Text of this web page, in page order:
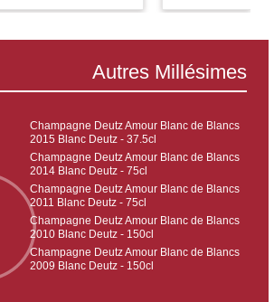
Autres Millésimes
Champagne Deutz Amour Blanc de Blancs
2015 Blanc Deutz - 37.5cl
Champagne Deutz Amour Blanc de Blancs
2014 Blanc Deutz - 75cl
Champagne Deutz Amour Blanc de Blancs
2011 Blanc Deutz - 75cl
Champagne Deutz Amour Blanc de Blancs
2010 Blanc Deutz - 150cl
Champagne Deutz Amour Blanc de Blancs
2009 Blanc Deutz - 150cl